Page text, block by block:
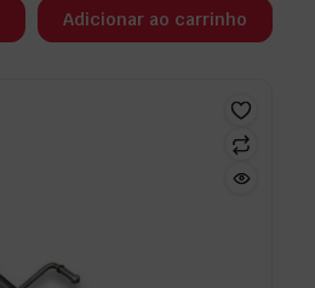
Adicionar ao carrinho